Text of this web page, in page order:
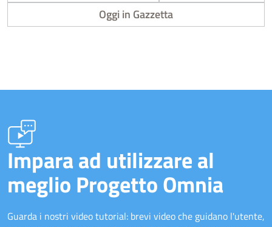
Oggi in Gazzetta
Impara ad utilizzare al
meglio Progetto Omnia
Guarda i nostri video tutorial: brevi video che guidano l'utente,